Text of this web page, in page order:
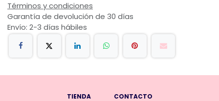
Términos y condiciones
Garantía de devolución de 30 días
Envío: 2-3 días hábiles
TIENDA CONTACTO